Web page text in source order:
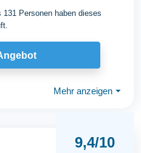
131 Personen haben dieses
Mehr anzeigen ⏷
9,4/10